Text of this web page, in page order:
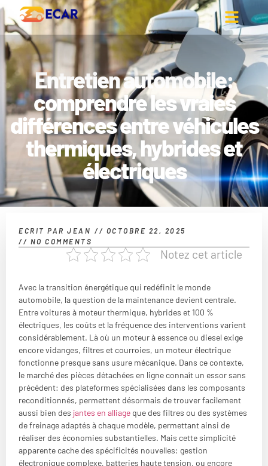
Entretien automobile:
comprendre les vraies
différences entre véhicules
thermiques, hybrides et
électriques
ECRIT PAR JEAN // OCTOBRE 22, 2025
// NO COMMENTS
Notez cet article
Avec la transition énergétique qui redéfinit le monde
automobile, la question de la maintenance devient centrale.
Entre voitures à moteur thermique, hybrides et 100 %
électriques, les coûts et la fréquence des interventions varient
considérablement. Là où un moteur à essence ou diesel exige
encore vidanges, filtres et courroies, un moteur électrique
fonctionne presque sans usure mécanique. Dans ce contexte,
le marché des pièces détachées en ligne connaît un essor sans
précédent: des plateformes spécialisées dans les composants
reconditionnés, permettent désormais de trouver facilement
aussi bien des jantes en alliage que des filtres ou des systèmes
de freinage adaptés à chaque modèle, permettant ainsi de
réaliser des économies substantielles. Mais cette simplicité
apparente cache des spécificités nouvelles: gestion
électronique complexe, batteries haute tension, ou encore